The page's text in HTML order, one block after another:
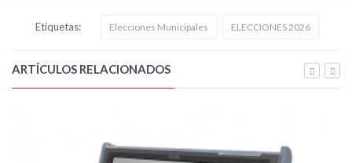
Etiquetas: Elecciones Municipales ELECCIONES 2026
ARTÍCULOS RELACIONADOS